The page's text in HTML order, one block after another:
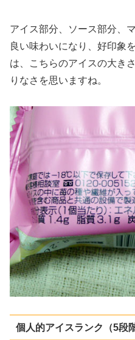
アイス部分、ソース部分、
良い味わいになり、好印象
は、こちらのアイスの大き
りなさを思いますね。
個人的アイスランク（5段階